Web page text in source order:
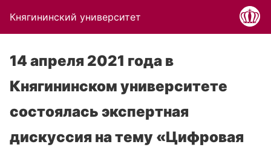
Княгининский университет
14 апреля 2021 года в
Княгининском университете
состоялась экспертная
дискуссия на тему «Цифровая